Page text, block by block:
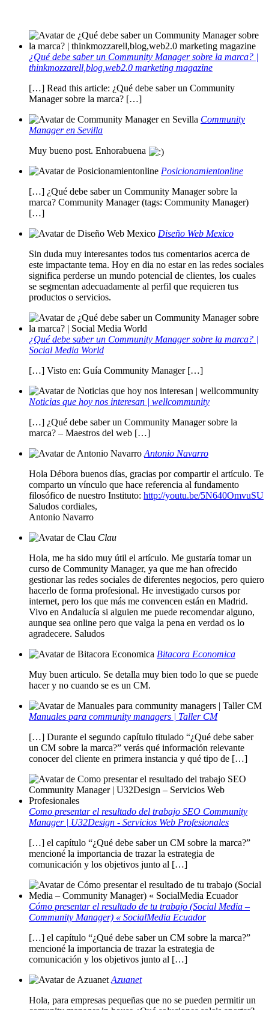
¿Qué debe saber un Community Manager sobre la marca? |
thinkmozzarell,blog,web2.0 marketing magazine
[…] Read this article: ¿Qué debe saber un Community
Manager sobre la marca? […]
Community
Manager en Sevilla
Muy bueno post. Enhorabuena
Posicionamientonline
[…] ¿Qué debe saber un Community Manager sobre la
marca? Community Manager (tags: Community Manager)
[…]
Diseño Web Mexico
Sin duda muy interesantes todos tus comentarios acerca de
este impactante tema. Hoy en dia no estar en las redes sociales
significa perderse un mundo potencial de clientes, los cuales
se segmentan adecuadamente al perfil que requieren tus
productos o servicios.
¿Qué debe saber un Community Manager sobre la marca? |
Social Media World
[…] Visto en: Guía Community Manager […]
Noticias que hoy nos interesan | wellcommunity
[…] ¿Qué debe saber un Community Manager sobre la
marca? – Maestros del web […]
Antonio Navarro
Hola Débora buenos días, gracias por compartir el artículo. Te
comparto un vínculo que hace referencia al fundamento
filosófico de nuestro Instituto: http://youtu.be/5N640OmvuSU
Saludos cordiales,
Antonio Navarro
Clau
Hola, me ha sido muy útil el artículo. Me gustaría tomar un
curso de Community Manager, ya que me han ofrecido
gestionar las redes sociales de diferentes negocios, pero quiero
hacerlo de forma profesional. He investigado cursos por
internet, pero los que más me convencen están en Madrid.
Vivo en Andalucía si alguien me puede recomendar alguno,
aunque sea online pero que valga la pena en verdad os lo
agradecere. Saludos
Bitacora Economica
Muy buen articulo. Se detalla muy bien todo lo que se puede
hacer y no cuando se es un CM.
Manuales para community managers | Taller CM
[…] Durante el segundo capítulo titulado “¿Qué debe saber
un CM sobre la marca?” verás qué información relevante
conocer del cliente en primera instancia y qué tipo de […]
Como presentar el resultado del trabajo SEO Community
Manager | U32Design - Servicios Web Profesionales
[…] el capítulo “¿Qué debe saber un CM sobre la marca?”
mencioné la importancia de trazar la estrategia de
comunicación y los objetivos junto al […]
Cómo presentar el resultado de tu trabajo (Social Media –
Community Manager) « SocialMedia Ecuador
[…] el capítulo “¿Qué debe saber un CM sobre la marca?”
mencioné la importancia de trazar la estrategia de
comunicación y los objetivos junto al […]
Azuanet
Hola, para empresas pequeñas que no se pueden permitir un